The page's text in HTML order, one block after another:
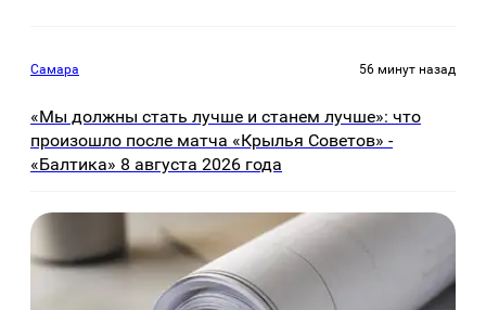
Самара 56 минут назад
«Мы должны стать лучше и станем лучше»: что
произошло после матча «Крылья Советов» -
«Балтика» 8 августа 2026 года